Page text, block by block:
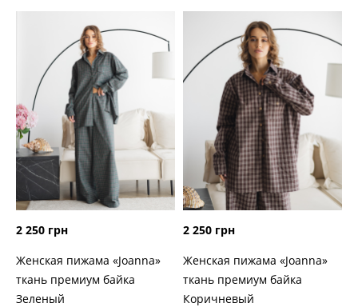
2 250 грн
Женская пижама «Joanna»
ткань премиум байка
Зеленый
2 250 грн
Женская пижама «Joanna»
ткань премиум байка
Коричневый